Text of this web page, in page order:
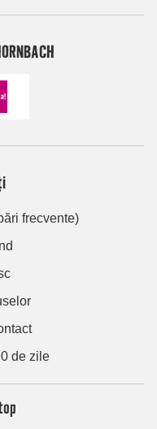
frecvente)
de zile